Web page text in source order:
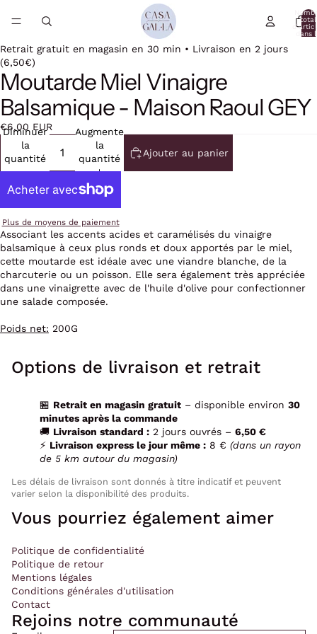
total
dans
Retrait gratuit en magasin en 30 min • Livraison en 2 jours
(6,50€)
Moutarde Miel Vinaigre
Balsamique - Maison Raoul GEY
€6,00 EUR
Diminuer
la
quantité
Augmenter
la
quantité
Ajouter au panier
Plus de moyens de paiement
Associant les accents acides et caramélisés du vinaigre
balsamique à ceux plus ronds et doux apportés par le miel,
cette moutarde est idéale avec une viandre blanche, de la
charcuterie ou un poisson. Elle sera également très appréciée
dans une vinaigrette avec de l'huile d'olive pour confectionner
une salade composée.
Poids net: 200G
Options de livraison et retrait
🏪 Retrait en magasin gratuit – disponible environ 30
minutes après la commande
🚚 Livraison standard : 2 jours ouvrés – 6,50 €
⚡ Livraison express le jour même : 8 € (dans un rayon
de 5 km autour du magasin)
Les délais de livraison sont donnés à titre indicatif et peuvent
varier selon la disponibilité des produits.
Vous pourriez également aimer
Politique de confidentialité
Politique de retour
Mentions légales
Conditions générales d'utilisation
Contact
Rejoins notre communauté